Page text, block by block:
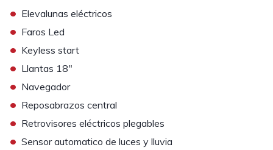
• Elevalunas eléctricos
• Faros Led
• Keyless start
• Llantas 18"
• Navegador
• Reposabrazos central
• Retrovisores eléctricos plegables
• Sensor automatico de luces y lluvia